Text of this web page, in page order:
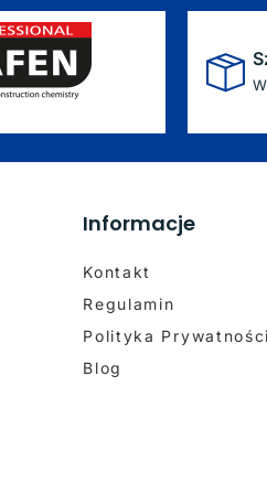
Informacje
Kontakt
Regulamin
Polityka Prywatności
Blog